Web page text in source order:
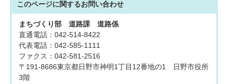
このページに関するお問い合わせ
まちづくり部道路課 道路係
直通電話：042-514-8422
代表電話：042-585-1111
ファクス：042-581-2516
〒191-8686東京都日野市神明1丁目12番地の1 日野市役所
3階